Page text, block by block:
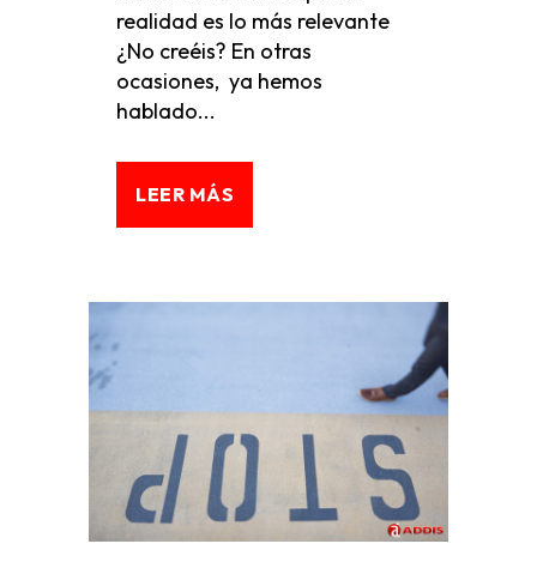
realidad es lo más relevante
¿No creéis? En otras
ocasiones, ya hemos
hablado...
LEER MÁS